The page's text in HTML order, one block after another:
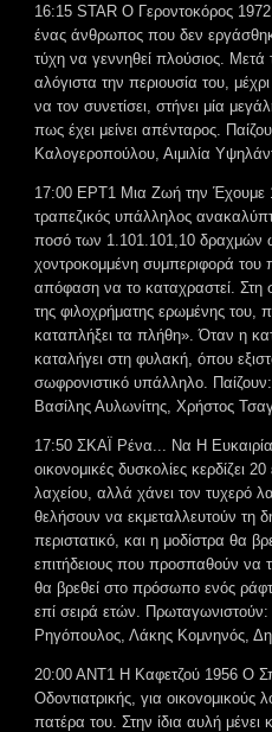
16:15 STAR Ο Γεροντοκόρος
ένας άνθρωπος που δεν
τύχη να γεννηθεί πλούσιος. Μετά
αλόγιστα την περιουσία του,
να τον συνετίσει, στήνει μία
πως έχει μείνει απένταρος.
Καλογεροπούλου, Αιμιλία
17:00 ΕΡΤ1 Μια Ζωή την Έχουμε
τραπεζικός υπάλληλος
ποσό των 1.101.101,10 δραχμών
χοντροκομμένη συμπεριφορά του
απόφαση να το καταχραστεί. Στη
της φιλοχρήματης ερωμένης του,
καταπλήξει τα πλήθη». Όταν η
καταλήγει στη φυλακή, όπου
σωφρονιστικό υπάλληλο.
Βασίλης Αυλωνίτης, Χρήστος
17:50 ΣΚΑΪ Ρένα... Να Η
οικονομικές δυσκολίες κερδίζει
λαχείου, αλλά χάνει τον τυχερό
θελήσουν να εκμεταλλευτούν τη
περιστατικό, και η μοδίστρα θα
επιτήδειους που προσπαθούν να
θα βρεθεί στο πρόσωπο ενός
επί σειρά ετών.
Ρηγόπουλος, Λάκης Κομνηνός,
20:00 ΑΝΤ1 Η Καφετζού 1956 O
Οδοντιατρικής, για oικovoμικoύς
πατέρα του. Στην ίδια αυλή